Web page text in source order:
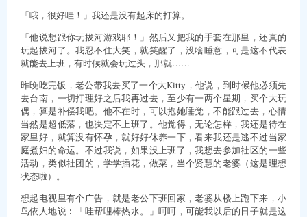
「哦，很好哇！」我还是没有起床的打算。
「他说想跟你玩拔河游戏耶！」然后又把我的手套在那里，还真的
玩起拔河了。我忍不住大笑，就笑醒了，没啥睡意，可是这不代表
就能去上班，有时候就会玩过头，那就……
昨晚吃完饭，老公带我去买了一个大Kitty，他说，到时候他必须先
去台南，一切打理好之后我再过去，至少有一两个星期，买个大玩
偶，算是补偿我吧。他不在时，可以抱她睡觉，不能跟过去，心情
当然是超低落，也决定不上班了。他觉得，无论怎样，我还是待在
家里好，就算没有怀孕，就好好休养一下，看来我还是逃不过当家
庭煮妇的命运。不过我说，如果没上班了，我想去参加社区的一些
活动，类似社团的，学学插花，做菜，当个贤慧的老婆（这是理想
状态啦）。
想起电视里有个广告，就是老公下班回家，老婆从楼上跑下来，小
鸟依人地说︰「哇帮哩棒热水。」呵呵，可能我以后的日子就是这